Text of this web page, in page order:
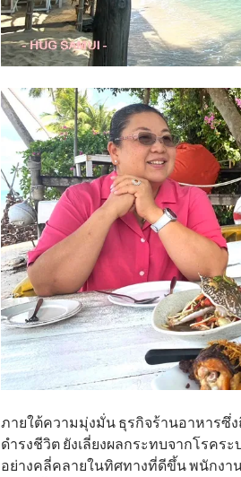
ภายใต้ความมุ่งมั่น ธุรกิจร้านอาหารซึ่ง
ดำรงชีวิต ยังเลี่ยงผลกระทบจากโรคร
อย่างคลี่คลายในทิศทางที่ดีขึ้น พนักงา